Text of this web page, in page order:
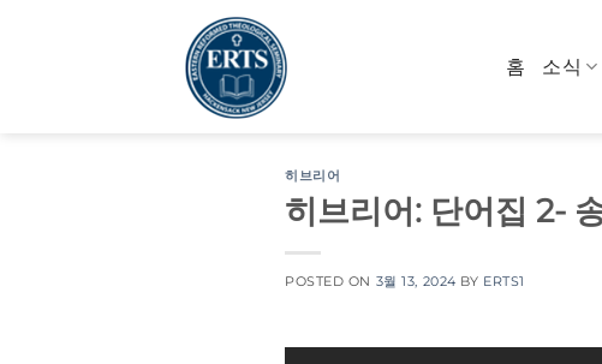
홈 소식
히브리어
히브리어: 단어집 2-
POSTED ON 3월 13, 2024 BY ERTS1